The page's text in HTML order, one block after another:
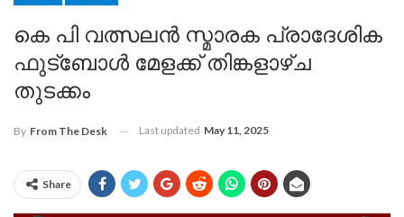
കെ പി വത്സലൻ സ്മാരക പ്രാദേശിക
ഫുട്ബോൾ മേളക്ക് തിങ്കളാഴ്ച
തുടക്കം
By From The Desk Last updated May 11, 2025
Share